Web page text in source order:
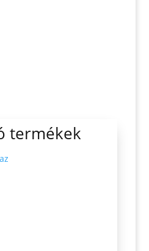
termékek